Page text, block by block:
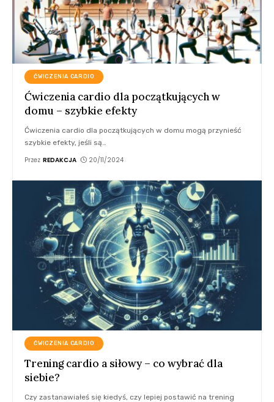
ĆWICZENIA CARDIO
Ćwiczenia cardio dla początkujących w
domu – szybkie efekty
Ćwiczenia cardio dla początkujących w domu mogą przynieść
szybkie efekty, jeśli są
Przez REDAKCJA 20/11/2024
ĆWICZENIA CARDIO
Trening cardio a siłowy – co wybrać dla
siebie?
Czy zastanawiałeś się kiedyś, czy lepiej postawić na trening